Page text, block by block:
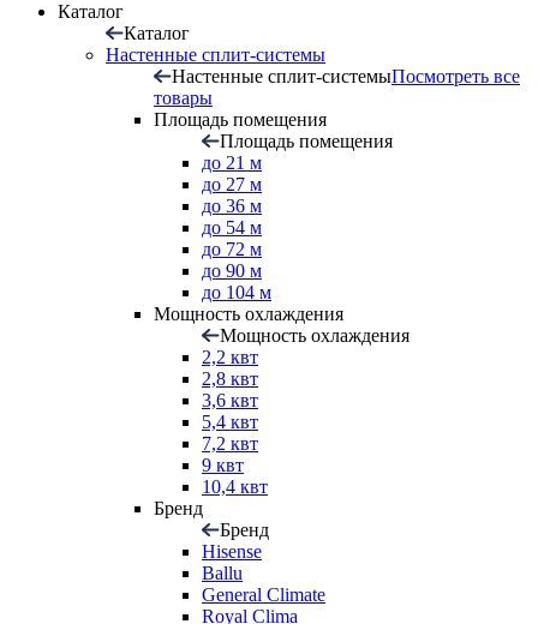
Каталог
Каталог
Настенные сплит-системы
Настенные сплит-системыПосмотреть все
товары
Площадь помещения
Площадь помещения
до 21 м
до 27 м
до 36 м
до 54 м
до 72 м
до 90 м
до 104 м
Мощность охлаждения
Мощность охлаждения
2,2 квт
2,8 квт
3,6 квт
5,4 квт
7,2 квт
9 квт
10,4 квт
Бренд
Бренд
Hisense
Ballu
General Climate
Royal Clima